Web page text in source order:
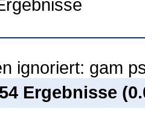
ignoriert: gam
Ergebnisse